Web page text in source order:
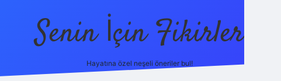
Senin İçin Fikirler
Hayatına özel neşeli öneriler bul!